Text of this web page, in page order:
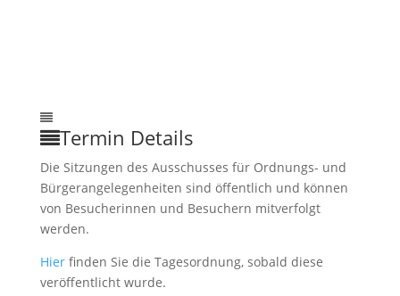
Termin Details
Die Sitzungen des Ausschusses für Ordnungs- und
Bürgerangelegenheiten sind öffentlich und können
von Besucherinnen und Besuchern mitverfolgt
werden.
Hierfinden Sie die Tagesordnung, sobald diese
veröffentlicht wurde.